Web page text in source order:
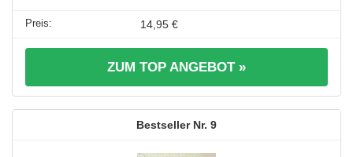
14,95 €
ZUM TOP ANGEBOT »
9